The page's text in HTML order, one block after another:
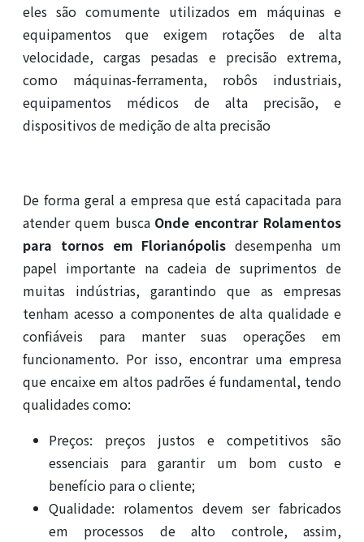
eles são comumente utilizados em máquinas e
equipamentos que exigem rotações de alta
velocidade, cargas pesadas e precisão extrema,
como máquinas-ferramenta, robôs industriais,
equipamentos médicos de alta precisão, e
dispositivos de medição de alta precisão
De forma geral a empresa que está capacitada para
atender quem busca Onde encontrar Rolamentos
para tornos em Florianópolis desempenha um
papel importante na cadeia de suprimentos de
muitas indústrias, garantindo que as empresas
tenham acesso a componentes de alta qualidade e
confiáveis para manter suas operações em
funcionamento. Por isso, encontrar uma empresa
que encaixe em altos padrões é fundamental, tendo
qualidades como:
Preços: preços justos e competitivos são
essenciais para garantir um bom custo e
benefício para o cliente;
Qualidade: rolamentos devem ser fabricados
em processos de alto controle, assim,